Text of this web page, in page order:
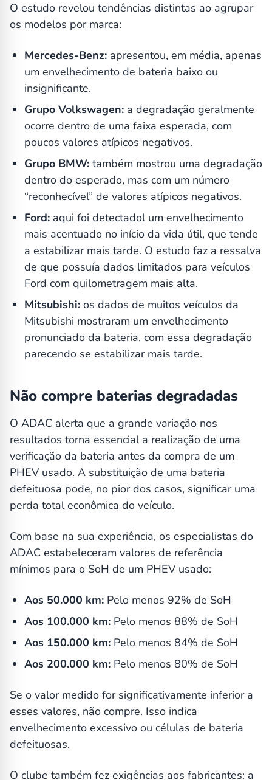
O estudo revelou tendências distintas ao agrupar
os modelos por marca:
Mercedes-Benz: apresentou, em média, apenas
um envelhecimento de bateria baixo ou
insignificante.
Grupo Volkswagen: a degradação geralmente
ocorre dentro de uma faixa esperada, com
poucos valores atípicos negativos.
Grupo BMW: também mostrou uma degradação
dentro do esperado, mas com um número
“reconhecível” de valores atípicos negativos.
Ford: aqui foi detectadol um envelhecimento
mais acentuado no início da vida útil, que tende
a estabilizar mais tarde. O estudo faz a ressalva
de que possuía dados limitados para veículos
Ford com quilometragem mais alta.
Mitsubishi: os dados de muitos veículos da
Mitsubishi mostraram um envelhecimento
pronunciado da bateria, com essa degradação
parecendo se estabilizar mais tarde.
Não compre baterias degradadas
O ADAC alerta que a grande variação nos
resultados torna essencial a realização de uma
verificação da bateria antes da compra de um
PHEV usado. A substituição de uma bateria
defeituosa pode, no pior dos casos, significar uma
perda total econômica do veículo.
Com base na sua experiência, os especialistas do
ADAC estabeleceram valores de referência
mínimos para o SoH de um PHEV usado:
Aos 50.000 km: Pelo menos 92% de SoH
Aos 100.000 km: Pelo menos 88% de SoH
Aos 150.000 km: Pelo menos 84% de SoH
Aos 200.000 km: Pelo menos 80% de SoH
Se o valor medido for significativamente inferior a
esses valores, não compre. Isso indica
envelhecimento excessivo ou células de bateria
defeituosas.
O clube também fez exigências aos fabricantes: a